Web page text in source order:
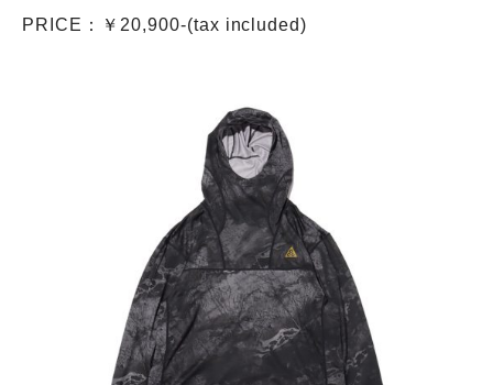
PRICE：￥20,900-(tax included)